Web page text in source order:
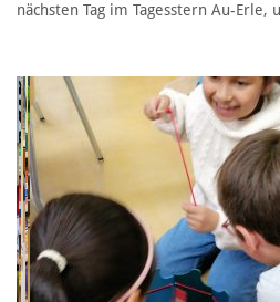
nächsten Tag im Tagesstern Au-